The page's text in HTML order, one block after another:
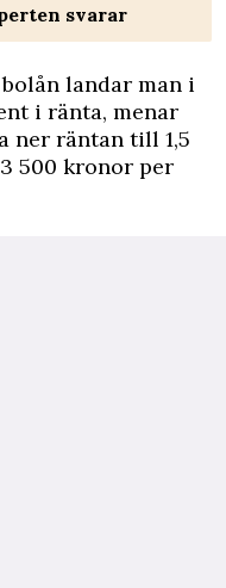
svarar
landar man i
i ränta, menar
ner räntan till 1,5
500 kronor per